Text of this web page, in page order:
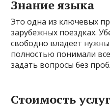
Знание языка
Это одна из ключевых
зарубежных поездках.
свободно владеет
полностью понимали
задать вопросы без
Стоимость услуг